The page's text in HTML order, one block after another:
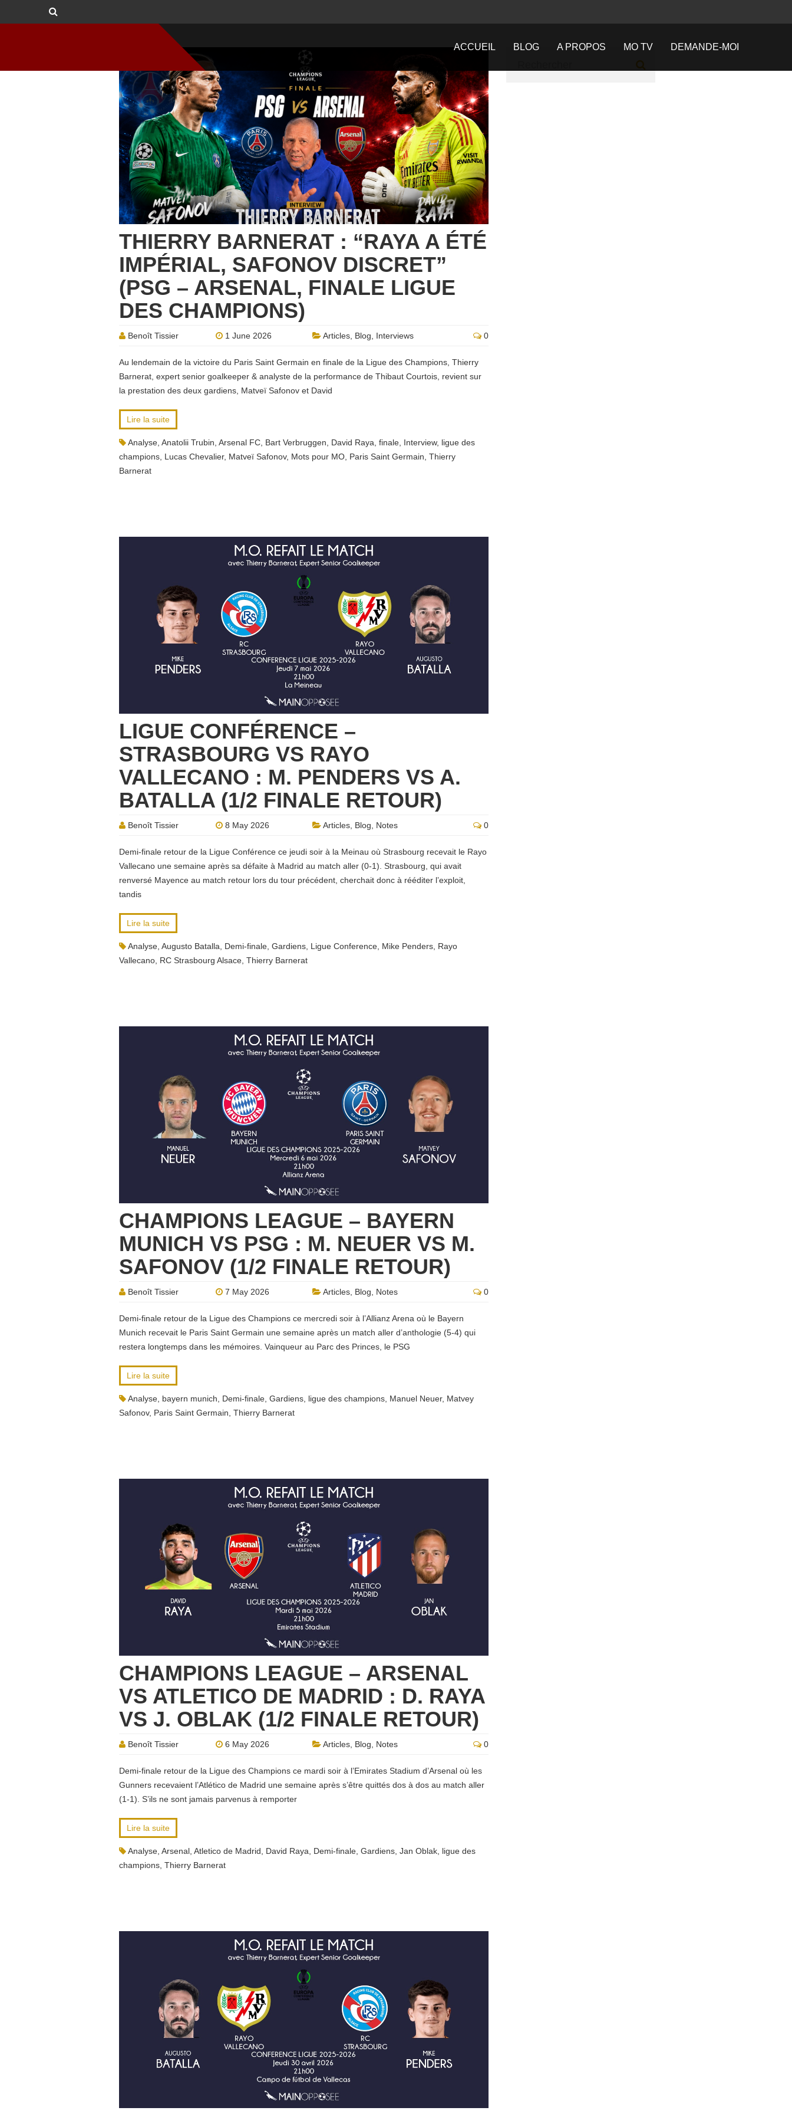
ACCUEIL BLOG A PROPOS MO TV DEMANDE-MOI
THIERRY BARNERAT : “RAYA A ÉTÉ
IMPÉRIAL, SAFONOV DISCRET”
(PSG – ARSENAL, FINALE LIGUE
DES CHAMPIONS)
Benoît Tissier 1 June 2026 Articles Blog Interviews 0
Au lendemain de la victoire du Paris Saint Germain en finale de la Ligue des Champions, Thierry
Barnerat, expert senior goalkeeper & analyste de la performance de Thibaut Courtois, revient sur
la prestation des deux gardiens, Matveï Safonov et David
Lire la suite
Analyse Anatolii Trubin Arsenal FC Bart Verbruggen David Raya finale Interview, ligue des
champions Lucas Chevalier, Matveï Safonov, Mots pour MO Paris Saint Germain Thierry
Barnerat
LIGUE CONFÉRENCE –
STRASBOURG VS RAYO
VALLECANO : M. PENDERS VS A.
BATALLA (1/2 FINALE RETOUR)
Benoît Tissier 8 May 2026 Articles Blog Notes 0
Demi-finale retour de la Ligue Conférence ce jeudi soir à la Meinau où Strasbourg recevait le Rayo
Vallecano une semaine après sa défaite à Madrid au match aller (0-1). Strasbourg, qui avait
renversé Mayence au match retour lors du tour précédent, cherchait donc à rééditer l’exploit,
tandis
Lire la suite
Analyse Augusto Batalla Demi-finale Gardiens Ligue Conference Mike Penders Rayo
Vallecano RC Strasbourg Alsace Thierry Barnerat
CHAMPIONS LEAGUE – BAYERN
MUNICH VS PSG : M. NEUER VS M.
SAFONOV (1/2 FINALE RETOUR)
Benoît Tissier 7 May 2026 Articles Blog Notes 0
Demi-finale retour de la Ligue des Champions ce mercredi soir à l’Allianz Arena où le Bayern
Munich recevait le Paris Saint Germain une semaine après un match aller d’anthologie (5-4) qui
restera longtemps dans les mémoires. Vainqueur au Parc des Princes, le PSG
Lire la suite
Analyse bayern munich Demi-finale Gardiens ligue des champions Manuel Neuer, Matvey
Safonov, Paris Saint Germain Thierry Barnerat
CHAMPIONS LEAGUE – ARSENAL
VS ATLETICO DE MADRID : D. RAYA
VS J. OBLAK (1/2 FINALE RETOUR)
Benoît Tissier 6 May 2026 Articles Blog Notes 0
Demi-finale retour de la Ligue des Champions ce mardi soir à l’Emirates Stadium d’Arsenal où les
Gunners recevaient l’Atlético de Madrid une semaine après s’être quittés dos à dos au match aller
(1-1). S’ils ne sont jamais parvenus à remporter
Lire la suite
Analyse Arsenal Atletico de Madrid David Raya Demi-finale Gardiens Jan Oblak ligue des
champions Thierry Barnerat